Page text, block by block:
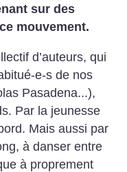
sur des
mouvement.
d’auteurs, qui
e-s de nos
Pasadena...),
Par la jeunesse
Mais aussi par
à danser entre
à proprement